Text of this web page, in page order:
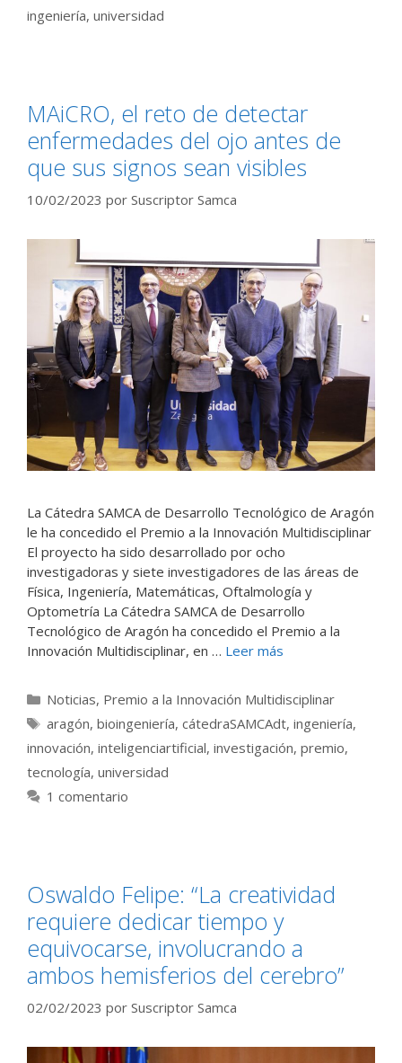
ingeniería, universidad
MAiCRO, el reto de detectar
enfermedades del ojo antes de
que sus signos sean visibles
10/02/2023 por Suscriptor Samca
La Cátedra SAMCA de Desarrollo Tecnológico de Aragón
le ha concedido el Premio a la Innovación Multidisciplinar
El proyecto ha sido desarrollado por ocho
investigadoras y siete investigadores de las áreas de
Física, Ingeniería, Matemáticas, Oftalmología y
Optometría La Cátedra SAMCA de Desarrollo
Tecnológico de Aragón ha concedido el Premio a la
Innovación Multidisciplinar, en … Leer más
Categorías
Noticias, Premio a la Innovación Multidisciplinar
Etiquetas
aragón, bioingeniería, cátedraSAMCAdt, ingeniería,
innovación, inteligenciartificial, investigación, premio,
tecnología, universidad
1 comentario
Oswaldo Felipe: “La creatividad
requiere dedicar tiempo y
equivocarse, involucrando a
ambos hemisferios del cerebro”
02/02/2023 por Suscriptor Samca